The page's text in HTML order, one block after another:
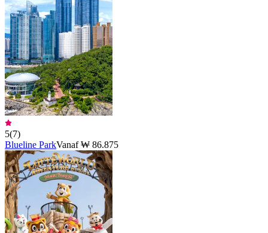
5(7)
Blueline ParkVanaf ₩ 86.875